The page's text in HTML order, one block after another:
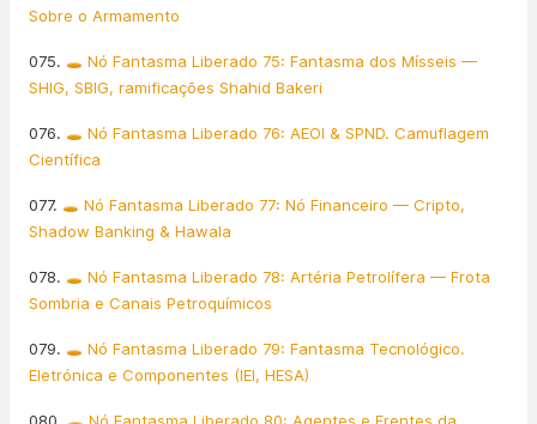
Sobre o Armamento
075. 🕳️ Nó Fantasma Liberado 75: Fantasma dos Mísseis —
SHIG, SBIG, ramificações Shahid Bakeri
076. 🕳️ Nó Fantasma Liberado 76: AEOI & SPND. Camuflagem
Científica
077. 🕳️ Nó Fantasma Liberado 77: Nó Financeiro — Cripto,
Shadow Banking & Hawala
078. 🕳️ Nó Fantasma Liberado 78: Artéria Petrolífera — Frota
Sombria e Canais Petroquímicos
079. 🕳️ Nó Fantasma Liberado 79: Fantasma Tecnológico.
Eletrónica e Componentes (IEI, HESA)
080. 🕳️ Nó Fantasma Liberado 80: Agentes e Frentes da